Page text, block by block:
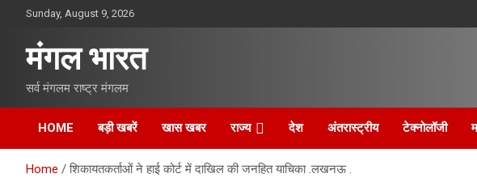
c
Sunday, August 9, 2026
मंगल भारत
सर्व मंगलम राष्ट्र मंगलम
HOME बड़ी खबरें खास खबर राज्य देश अंतरास्ट्रीय टेक्नोलॉजी
Home शिकायतकर्ताओं ने हाई कोर्ट में दाखिल की जनहित याचिका .लखनऊ .